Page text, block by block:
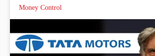
Money Control